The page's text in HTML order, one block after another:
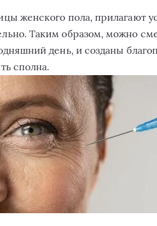
женского пола, прилагают
Таким образом, можно
день, и созданы
сполна.